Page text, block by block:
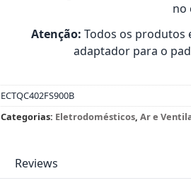
no
Atenção: Todos os produtos
adaptador para o
ECTQC402FS900B
Categorias: Eletrodomésticos,Ar e
Reviews